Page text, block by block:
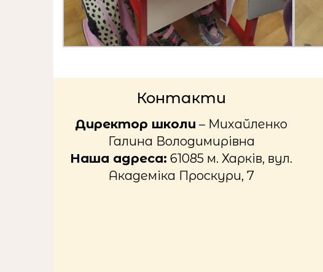
Контакти
Директор школи – Михайленко
Галина Володимирівна
Наша адреса: 61085 м. Харків, вул.
Академіка Проскури, 7